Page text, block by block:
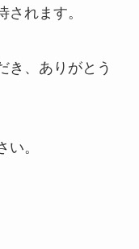
れます。
き、ありがとう
。